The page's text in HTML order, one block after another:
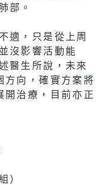
部。
適，只是從上周
沒影響活動能
醫生所說，未來
方向，確實方案將
開治療，目前亦正
）